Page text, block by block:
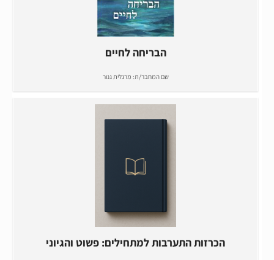
הבריחה לחיים
שם המחבר/ת: מרגלית גנור
הכרזות התערבות למתחילים: פשוט והגיוני